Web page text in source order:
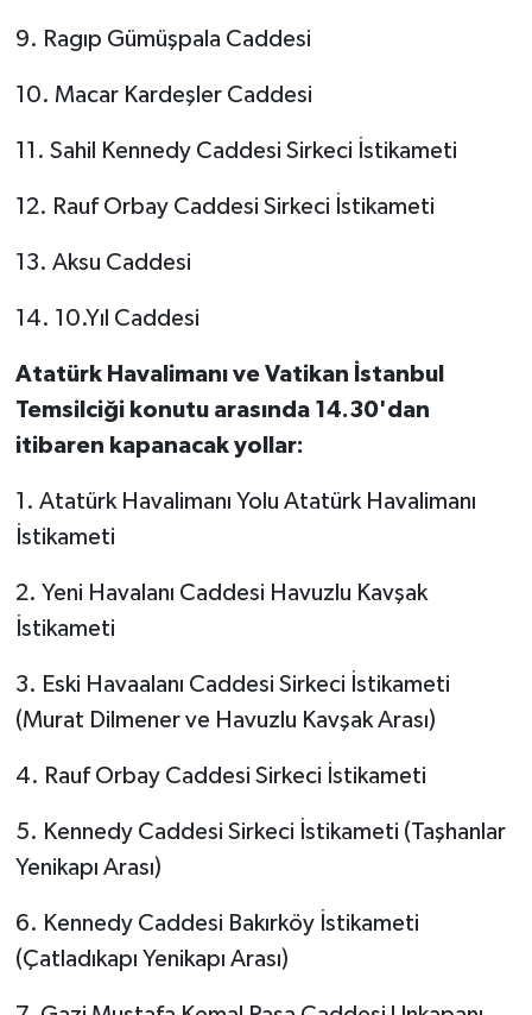
9. Ragıp Gümüşpala Caddesi
10. Macar Kardeşler Caddesi
11. Sahil Kennedy Caddesi Sirkeci İstikameti
12. Rauf Orbay Caddesi Sirkeci İstikameti
13. Aksu Caddesi
14. 10.Yıl Caddesi
Atatürk Havalimanı ve Vatikan İstanbul
Temsilciği konutu arasında 14.30'dan
itibaren kapanacak yollar:
1. Atatürk Havalimanı Yolu Atatürk Havalimanı
İstikameti
2. Yeni Havalanı Caddesi Havuzlu Kavşak
İstikameti
3. Eski Havaalanı Caddesi Sirkeci İstikameti
(Murat Dilmener ve Havuzlu Kavşak Arası)
4. Rauf Orbay Caddesi Sirkeci İstikameti
5. Kennedy Caddesi Sirkeci İstikameti (Taşhanlar
Yenikapı Arası)
6. Kennedy Caddesi Bakırköy İstikameti
(Çatladıkapı Yenikapı Arası)